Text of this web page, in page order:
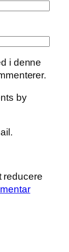
i denne
by
reducere